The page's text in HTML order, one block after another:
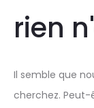
rien
Il semble que
cherchez.